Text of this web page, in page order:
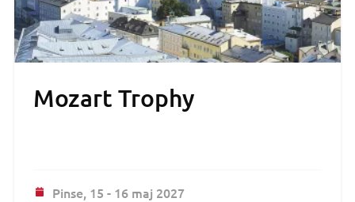
Mozart Trophy
Pinse, 15 - 16 maj 2027